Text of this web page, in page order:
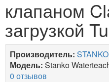
клапаном
загрузкой
Производитель:
Модель: Stanko
0 отзывов